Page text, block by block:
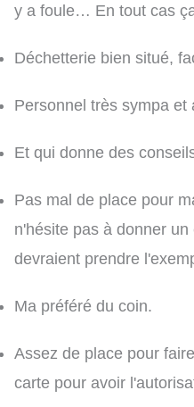
y a foule… En tout cas
Déchetterie bien situé,
Personnel très sympa
Et qui donne des
Pas mal de place pour
n'hésite pas à donner
devraient prendre
Ma préféré du coin.
Assez de place pour
carte pour avoir